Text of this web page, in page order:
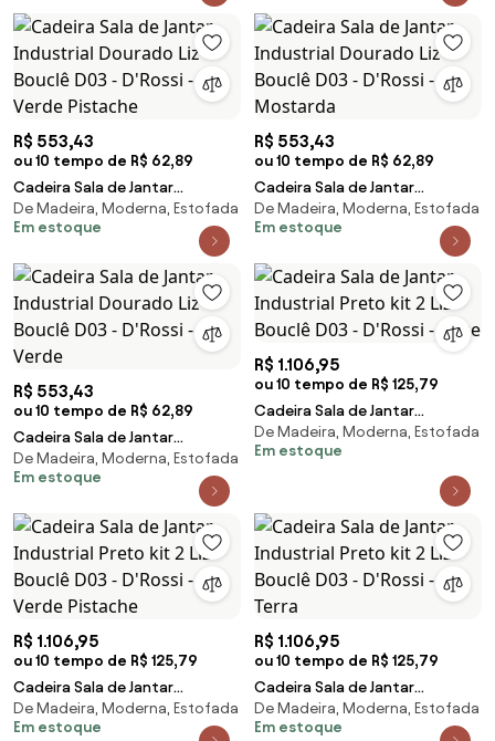
R$ 553,43
ou 10 tempo de R$ 62,89
Cadeira Sala de Jantar
Industrial Dourado Liz Bouclê
D03 - D'Rossi - Verde Pistache
De Madeira, Moderna, Estofada
Em estoque
R$ 553,43
ou 10 tempo de R$ 62,89
Cadeira Sala de Jantar
Industrial Dourado Liz Bouclê
D03 - D'Rossi - Mostarda
De Madeira, Moderna, Estofada
Em estoque
R$ 553,43
ou 10 tempo de R$ 62,89
Cadeira Sala de Jantar
Industrial Dourado Liz Bouclê
D03 - D'Rossi - Verde
De Madeira, Moderna, Estofada
Em estoque
R$ 1.106,95
ou 10 tempo de R$ 125,79
Cadeira Sala de Jantar
Industrial Preto kit 2 Liz Bouclê
D03 - D'Rossi - Bege
De Madeira, Moderna, Estofada
Em estoque
R$ 1.106,95
ou 10 tempo de R$ 125,79
Cadeira Sala de Jantar
Industrial Preto kit 2 Liz Bouclê
D03 - D'Rossi - Verde Pistache
De Madeira, Moderna, Estofada
Em estoque
R$ 1.106,95
ou 10 tempo de R$ 125,79
Cadeira Sala de Jantar
Industrial Preto kit 2 Liz Bouclê
D03 - D'Rossi - Terra
De Madeira, Moderna, Estofada
Em estoque